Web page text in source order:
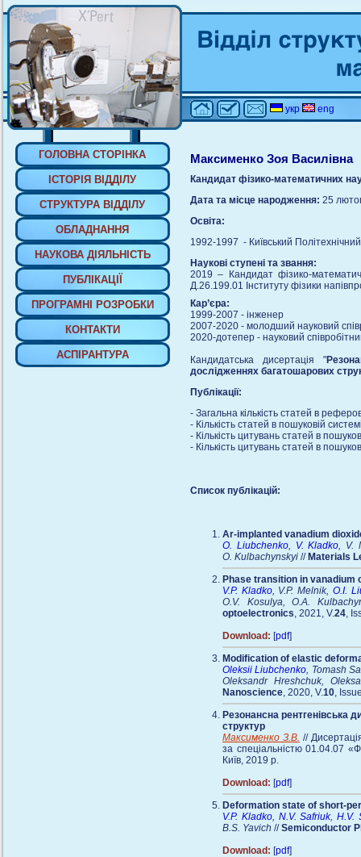
укр eng
ГОЛОВНА СТОРIНКА
IСТОРIЯ ВIДДIЛУ
СТРУКТУРА ВIДДIЛУ
ОБЛАДНАННЯ
НАУКОВА ДIЯЛЬНIСТЬ
ПУБЛIКАЦIЇ
ПРОГРАМНI РОЗРОБКИ
КОНТАКТИ
АСПIРАНТУРА
Максименко Зоя Василівна
Кандидат фізико-математичних
Дата та місце народження: 25
Освіта:
1992-1997 - Київський
Наукові ступені та звання:
2019 – Кандидат фізико-
Д.26.199.01 Інституту фізики
Кар’єра:
1999-2007 - інженер
2007-2020 - молодший науковий
2020-дотепер - науковий
Кандидатська дисертація "
дослідженнях багатошарових
Публікації:
- Загальна кількість статей в
- Кількість статей в пошуковій
- Кількість цитувань статей в
- Кількість цитувань статей в
Список публікацій:
Ar-implanted vanadium
O. Liubchenko, V. Kladko, V.
O. Kulbachynskyi // Materials
Phase transition in
V.P. Kladko, V.P. Melnik, О.I.
О.V. Kosulya, O.A.
optoelectronics, 2021, V.24,
Download: [pdf]
Modification of elastic
Oleksii Liubchenko, Tomash
Oleksandr Hreshchuk,
Nanoscience, 2020, V.10,
Резонансна рентгенівська
структур
Максименко З.В. //
за спеціальністю 01.04.07
Київ, 2019 р.
Download: [pdf]
Deformation state of short-
V.P. Kladko, N.V. Safriuk,H.V.
B.S. Yavich //Semiconductor
Download: [pdf]